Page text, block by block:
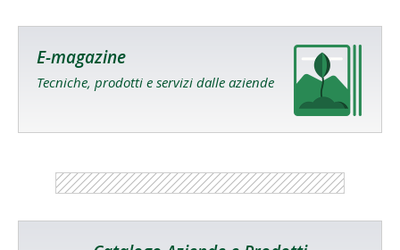
E-magazine
Tecniche, prodotti e servizi dalle aziende